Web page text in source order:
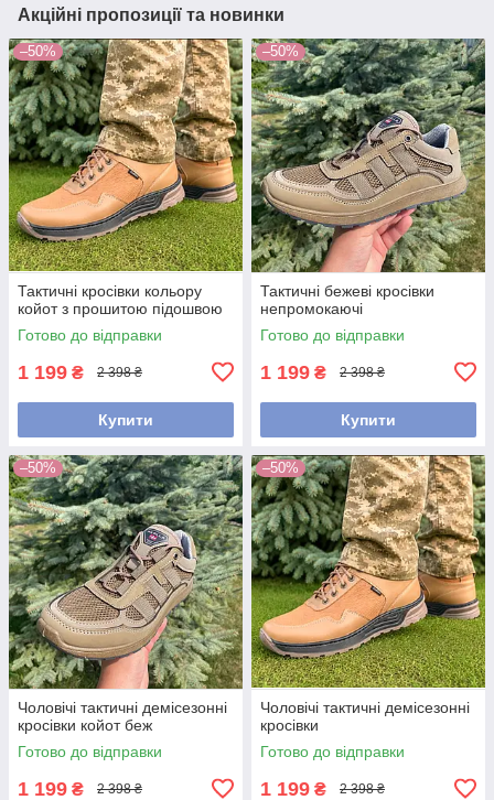
Акційні пропозиції та новинки
–50%
Тактичні кросівки кольору
койот з прошитою підошвою
Готово до відправки
1 199 ₴ 2 398 ₴
Купити
–50%
Тактичні бежеві кросівки
непромокаючі
Готово до відправки
1 199 ₴ 2 398 ₴
Купити
–50%
Чоловічі тактичні демісезонні
кросівки койот беж
Готово до відправки
1 199 ₴ 2 398 ₴
–50%
Чоловічі тактичні демісезонні
кросівки
Готово до відправки
1 199 ₴ 2 398 ₴